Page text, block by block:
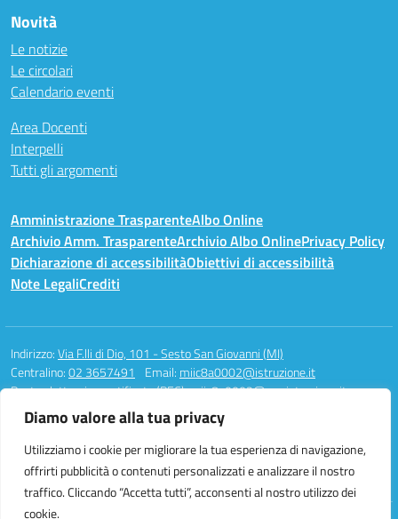
Diamo valore alla tua privacy
Utilizziamo i cookie per migliorare la tua esperienza di navigazione,
offrirti pubblicità o contenuti personalizzati e analizzare il nostro
traffico. Cliccando “Accetta tutti”, acconsenti al nostro utilizzo dei
cookie.
Novità
Le notizie
Le circolari
Calendario eventi
Area Docenti
Interpelli
Tutti gli argomenti
Amministrazione TrasparenteAlbo Online
Archivio Amm. TrasparenteArchivio Albo OnlinePrivacy Policy
Dichiarazione di accessibilitàObiettivi di accessibilità
Note LegaliCrediti
Indirizzo:Via F.lli di Dio, 101 - Sesto San Giovanni (MI)
Centralino:02 3657491 Email: miic8a0002@istruzione.it
Posta elettronica certificata (PEC):miic8a0002@pec.istruzione.it
Codice fiscale: 94581340158
Codice meccanografico:
MIIC8A0002
Codice unico di fatturazione (CUF): UFAUH0